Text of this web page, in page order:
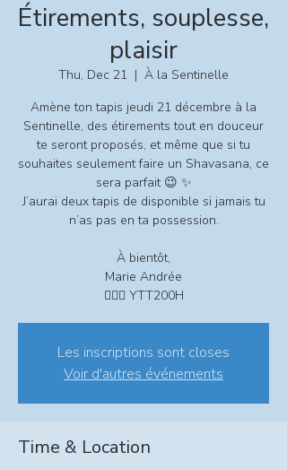
Étirements, souplesse,
plaisir
Thu, Dec 21
  |
À la Sentinelle
Amène ton tapis jeudi 21 décembre à la
Sentinelle, des étirements tout en douceur
te seront proposés, et même que si tu
souhaites seulement faire un Shavasana, ce
sera parfait 😉 ✨
J’aurai deux tapis de disponible si jamais tu
n’as pas en ta possession.
À bientôt,
Marie Andrée
🧘🏽‍♀️ YTT200H
Les inscriptions sont closes
Voir d'autres événements
Time & Location